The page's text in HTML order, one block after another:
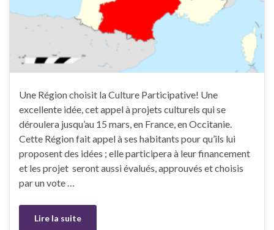
Une Région choisit la Culture Participative! Une
excellente idée, cet appel à projets culturels qui se
déroulera jusqu’au 15 mars, en France, en Occitanie.
Cette Région fait appel à ses habitants pour qu’ils lui
proposent des idées ; elle participera à leur financement
et les projet seront aussi évalués, approuvés et choisis
par un vote …
Lire la suite